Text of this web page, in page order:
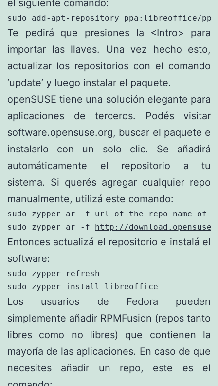
el siguiente comando:
sudo add-apt-repository ppa:libreoffice/ppa
Te pedirá que presiones la <Intro> para
importar las llaves. Una vez hecho esto,
actualizar los repositorios con el comando
‘update’ y luego instalar el paquete.
openSUSE tiene una solución elegante para
aplicaciones de terceros. Podés visitar
software.opensuse.org, buscar el paquete e
instalarlo con un solo clic. Se añadirá
automáticamente el repositorio a tu
sistema. Si querés agregar cualquier repo
manualmente, utilizá este comando:
sudo zypper ar -f url_of_the_repo
sudo zypper ar -f http://
Entonces actualizá el repositorio e instalá el
software:
sudo zypper refresh
sudo zypper install libreoffice
Los usuarios de Fedora pueden
simplemente añadir RPMFusion (repos tanto
libres como no libres) que contienen la
mayoría de las aplicaciones. En caso de que
necesites añadir un repo, este es el